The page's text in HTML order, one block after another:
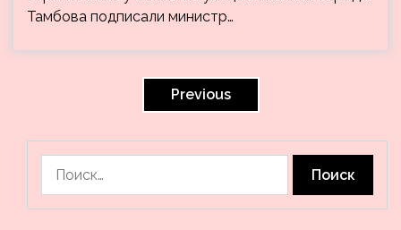
Тамбова подписали министр…
Previous